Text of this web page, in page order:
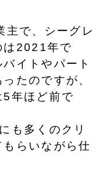
主で、シーグレ
は2021年で
イトやパート
たのですが、
年ほど前で
も多くのクリ
らいながら仕